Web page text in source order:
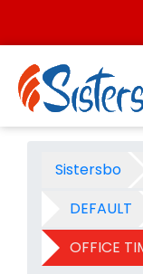
OFFICE
Sistersbo
DEFAULT
OFFICE